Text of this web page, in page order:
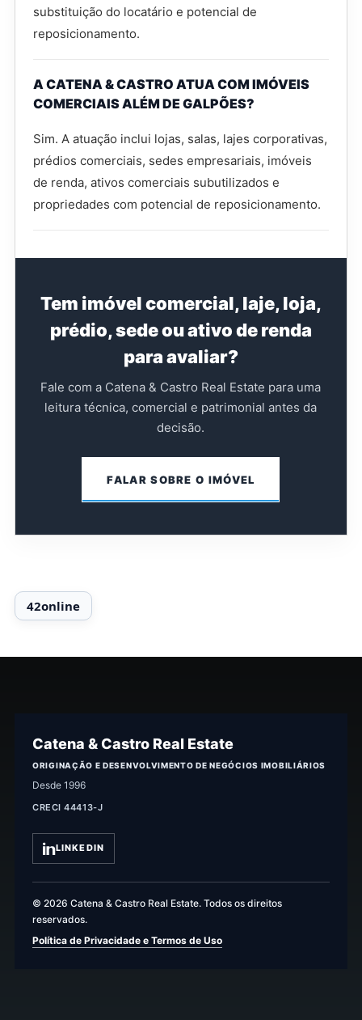
substituição do locatário e potencial de
reposicionamento.
A CATENA & CASTRO ATUA COM IMÓVEIS
COMERCIAIS ALÉM DE GALPÕES?
Sim. A atuação inclui lojas, salas, lajes corporativas,
prédios comerciais, sedes empresariais, imóveis
de renda, ativos comerciais subutilizados e
propriedades com potencial de reposicionamento.
Tem imóvel comercial, laje, loja,
prédio, sede ou ativo de renda
para avaliar?
Fale com a Catena & Castro Real Estate para uma
leitura técnica, comercial e patrimonial antes da
decisão.
FALAR SOBRE O IMÓVEL
Catena & Castro Real Estate
ORIGINAÇÃO E DESENVOLVIMENTO DE NEGÓCIOS IMOBILIÁRIOS
Desde 1996
CRECI 44413-J
LINKEDIN
© 2026 Catena & Castro Real Estate. Todos os direitos
reservados.
Política de Privacidade e Termos de Uso